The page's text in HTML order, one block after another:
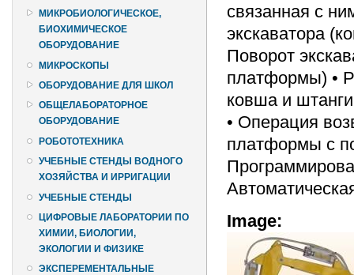
МИКРОБИОЛОГИЧЕСКОЕ,
БИОХИМИЧЕСКОЕ
ОБОРУДОВАНИЕ
МИКРОСКОПЫ
ОБОРУДОВАНИЕ ДЛЯ ШКОЛ
ОБЩЕЛАБОРАТОРНОЕ
ОБОРУДОВАНИЕ
РОБОТОТЕХНИКА
УЧЕБНЫЕ СТЕНДЫ ВОДНОГО
ХОЗЯЙСТВА И ИРРИГАЦИИ
УЧЕБНЫЕ СТЕНДЫ
ЦИФРОВЫЕ ЛАБОРАТОРИИ ПО
ХИМИИ, БИОЛОГИИ,
ЭКОЛОГИИ И ФИЗИКЕ
ЭКСПЕРЕМЕНТАЛЬНЫЕ
связанная с
экскаватора
Поворот
платформы) •
ковша и
• Операция
платформы с
Image: